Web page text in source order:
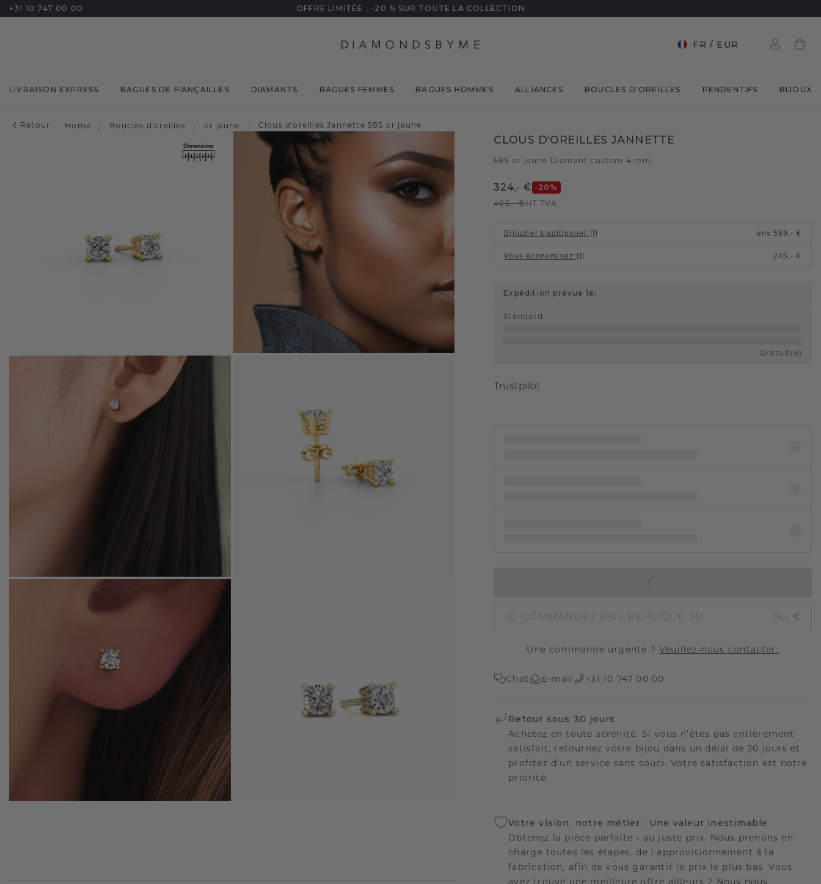
+31 10 747 00 00 OFFRE LIMITÉE : -20 % SUR TOUTE LA COLLECTION
FR / EUR
LIVRAISON EXPRESS BAGUES DE FIANÇAILLES DIAMANTS BAGUES FEMMES BAGUES HOMMES ALLIANCES BOUCLES D'OREILLES PENDENTIFS BIJOUX
Retour Home / Boucles d'oreilles / or jaune / Clous d'oreilles Jannette 585 or jaune
CLOUS D'OREILLES JANNETTE
585 or jaune Diamant custom 4 mm
324,- € -20 %
405,- €HT TVA
Bijoutier traditionnel : env. 569,- €
Vous économisez: 245,- €
Expédition prévue le:
Standard :
Gratuit(e)
Trustpilot
COMMANDEZ UNE RÉPLIQUE 3D 15,- €
Une commande urgente ? Veuillez-nous contacter.
Chat E-mail +31 10 747 00 00
Retour sous 30 jours
Achetez en toute sérénité. Si vous n’êtes pas entièrement
satisfait, retournez votre bijou dans un délai de 30 jours et
profitez d’un service sans souci. Votre satisfaction est notre
priorité.
Votre vision, notre métier : Une valeur inestimable
Obtenez la pièce parfaite - au juste prix. Nous prenons en
charge toutes les étapes, de l'approvisionnement à la
fabrication, afin de vous garantir le prix le plus bas. Vous
avez trouvé une meilleure offre ailleurs ? Nous nous